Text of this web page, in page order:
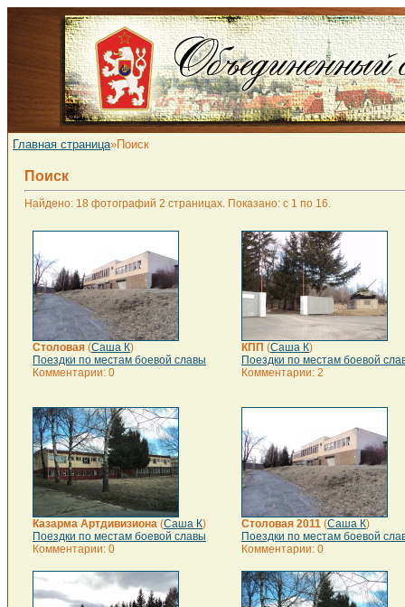
Главная страница»Поиск
Поиск
Найдено: 18 фотографий 2 страницах. Показано: с 1 по 16.
Столовая (Саша К)
Поездки по местам боевой славы
Комментарии: 0
КПП (Саша К)
Поездки по местам боевой
Комментарии: 2
Казарма Артдивизиона (Саша К)
Поездки по местам боевой славы
Комментарии: 0
Столовая 2011 (Саша К)
Поездки по местам боевой
Комментарии: 0